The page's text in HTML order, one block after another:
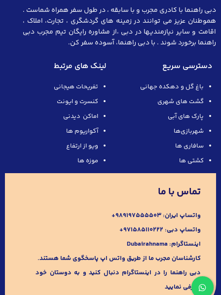
دبی راهنما با کادری مجرب و با سابقه ، در طول سفر همراه شماست .
هموطنان عزیز می توانند در زمینه های گردشگری ، تجارت، املاک ،
اقامت و سایر نیازمندیها در دبی ،از مشاوره رایگان تیم مجرب دبی
راهنما برخورد شوند . با دبی راهنما، آسوده سفر کن.
دسترسی سریع
باغ گل و دهکده جهانی
گشت های شهری
پارک های آبی
شهربازی‌ها
سافاری ها
کشتی ها
لینک های مرتبط
تفریحات هیجانی
کنسرت و ایونت
اماکن دیدنی
آکواریوم ها
ویو از ارتفاع
موزه ها
تماس با ما
واتساپ ایران: 989197555503+
واتساپ دبی: ۹۷۱۵۸۵۱۱۰۲۲۲+
اینستاگرام: Dubairahnama
کارشناسان مجرب ما از طریق واتس اپ پاسخگوی شما هستند.
دبی راهنما را در اینستاگرام دنبال کنید و به دوستان خود
معرفی نمایید